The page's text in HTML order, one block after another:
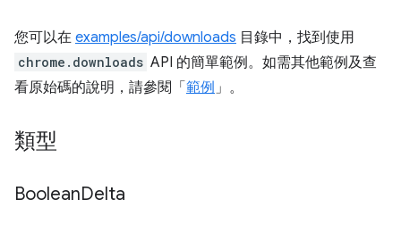
您可以在 examples/api/downloads 目錄中，找到使用
chrome.downloads API 的簡單範例。如需其他範例及查
看原始碼的說明，請參閱「 範例 」。
類型
BooleanDelta